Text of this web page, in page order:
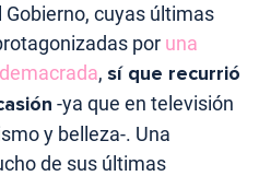
cuyas últimas
por una
, sí que recurrió
-ya que en televisión
y belleza-. Una
de sus últimas